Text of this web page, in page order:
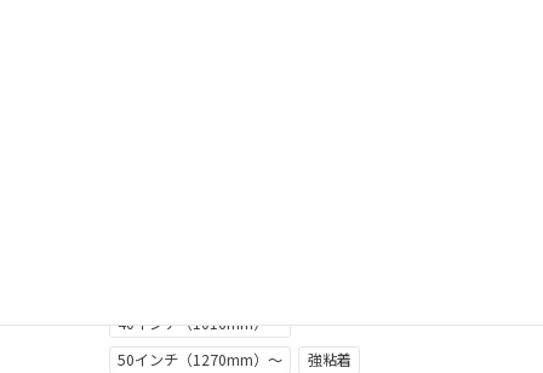
40インチ（1016mm）～
50インチ（1270mm）～
強粘着